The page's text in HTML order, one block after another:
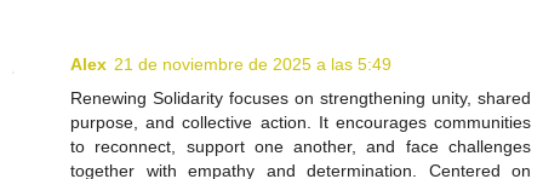
Alex 21 de noviembre de 2025 a las 5:49
Renewing Solidarity focuses on strengthening unity, shared
purpose, and collective action. It encourages communities
to reconnect, support one another, and face challenges
together with empathy and determination. Centered on